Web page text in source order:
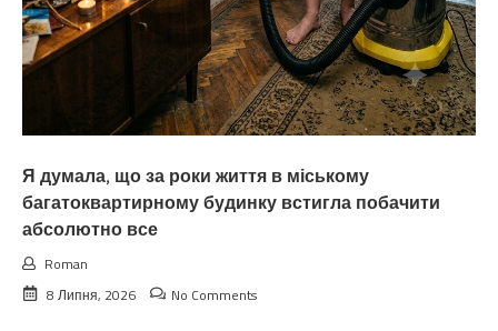
Я думала, що за роки життя в міському
багатоквартирному будинку встигла побачити
абсолютно все
Roman
8 Липня, 2026
No Comments